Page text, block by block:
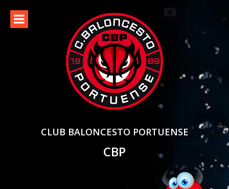
content
CLUB BALONCESTO PORTUENSE
CBP